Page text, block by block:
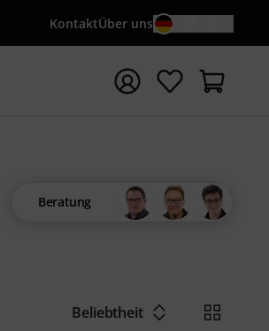
KontaktÜber uns
starten
Beratung
Beliebtheit